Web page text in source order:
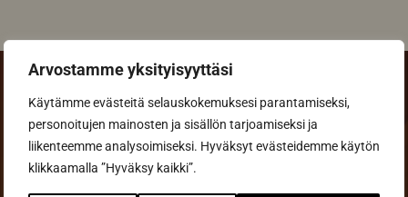
Arvostamme yksityisyyttäsi
Käytämme evästeitä selauskokemuksesi parantamiseksi,
personoitujen mainosten ja sisällön tarjoamiseksi ja
liikenteemme analysoimiseksi. Hyväksyt evästeidemme käytön
klikkaamalla ”Hyväksy kaikki”.
Pyydä tarjous
suunnitteluohjelmalla